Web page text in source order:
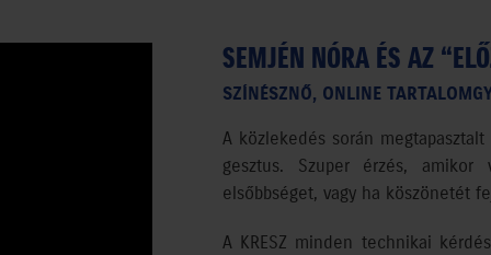
SEMJÉN NÓRA ÉS AZ
SZÍNÉSZNŐ, ONLINE
A közlekedés során
gesztus. Szuper érzés,
elsőbbséget, vagy ha köszönetét
A KRESZ minden technikai